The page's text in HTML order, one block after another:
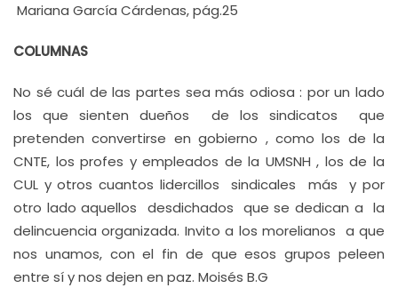
Mariana García Cárdenas, pág.25
COLUMNAS
No sé cuál de las partes sea más odiosa : por un lado
los que sienten dueños de los sindicatos que
pretenden convertirse en gobierno , como los de la
CNTE, los profes y empleados de la UMSNH , los de la
CUL y otros cuantos lidercillos sindicales más y por
otro lado aquellos desdichados que se dedican a la
delincuencia organizada. Invito a los morelianos a que
nos unamos, con el fin de que esos grupos peleen
entre sí y nos dejen en paz. Moisés B.G